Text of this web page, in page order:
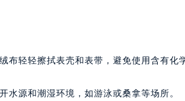
布轻轻擦拭表壳和表带，避免使用含有化
水源和潮湿环境，如游泳或桑拿等场所。